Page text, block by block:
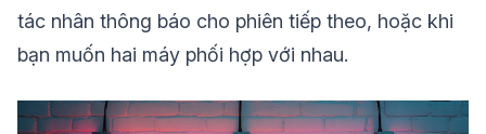
tác nhân thông báo cho phiên tiếp theo, hoặc khi
bạn muốn hai máy phối hợp với nhau.